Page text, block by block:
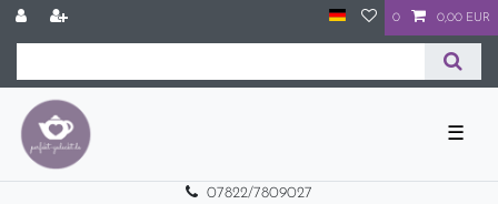
0 0,00 EUR
☰
07822/7809027